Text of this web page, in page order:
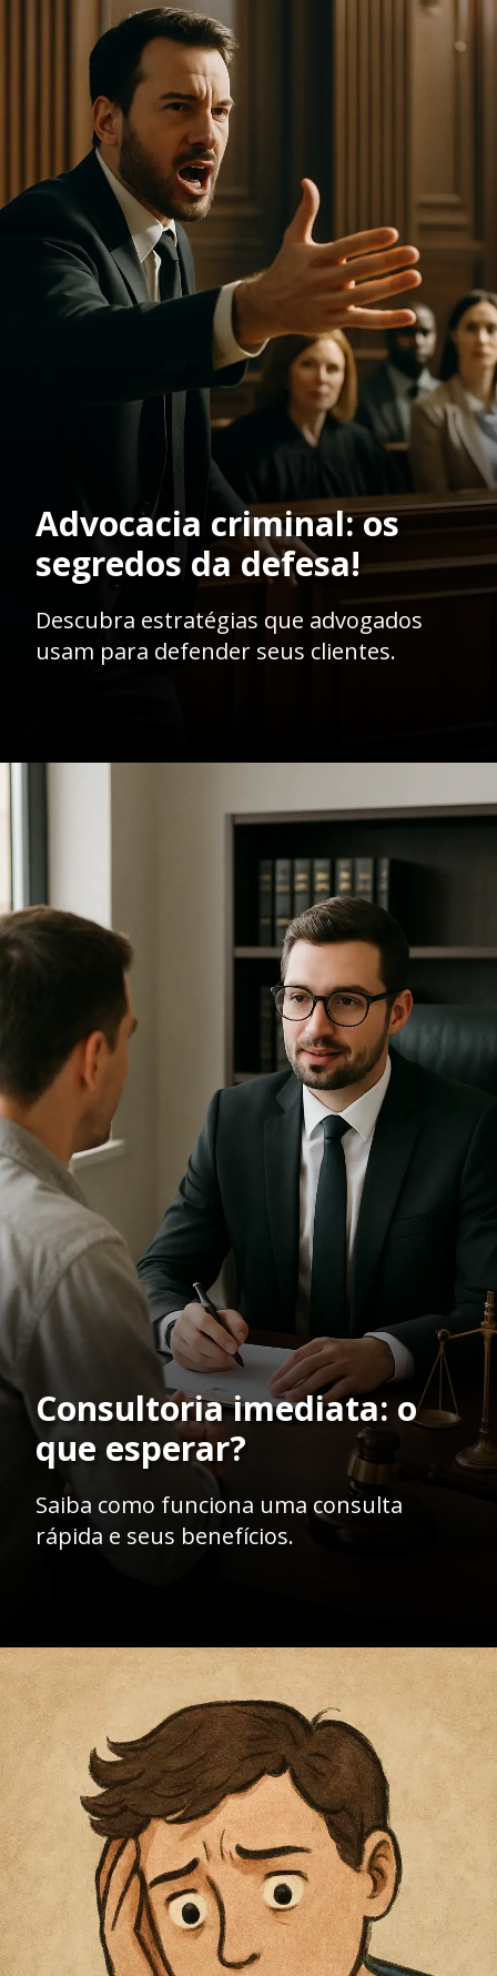
Consultoria imediata: o
que esperar?
Saiba como funciona uma consulta
rápida e seus benefícios.
Opening https://ademilsoncs.adv.br/